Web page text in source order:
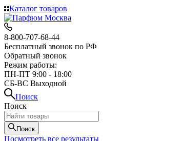
Каталог товаров
8-800-707-68-44
Бесплатный звонок по РФ
Обратный звонок
Режим работы:
ПН-ПТ 9:00 - 18:00
СБ-ВС Выходной
Поиск
Поиск
Поиск
Посмотреть все результаты